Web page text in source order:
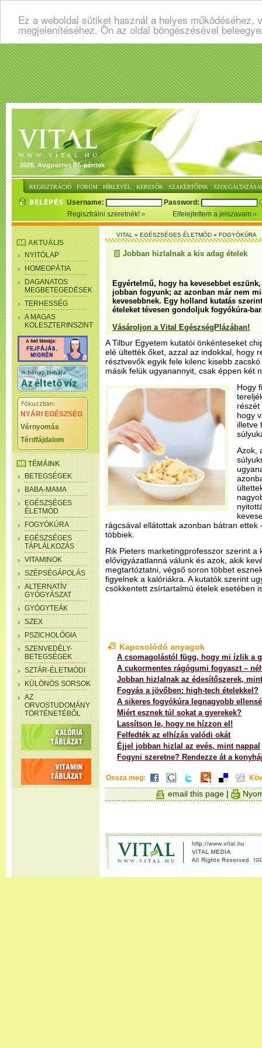
Ez a weboldal sütiket használ a helyes
megjelenítéséhez. Ön az oldal böngészésével
2026. Augusztus 07. péntek
REGISZTRÁCIÓ : FÓRUM : HÍRLEVÉL : KERESŐK : SZAKÉRTŐINK :
Username:
Password:
Regisztrálni szeretnék!
Elfelejtettem a jelszavam
AKTUÁLIS
NYITÓLAP
HOMEOPÁTIA
DAGANATOS
MEGBETEGEDÉSEK
TERHESSÉG
A MAGAS
KOLESZTERINSZINT
NYÁRI EGÉSZSÉG
Vérnyomás
Térdfájdalom
TÉMÁINK
BETEGSÉGEK
BABA-MAMA
EGÉSZSÉGES
ÉLETMÓD
FOGYÓKÚRA
EGÉSZSÉGES
TÁPLÁLKOZÁS
VITAMINOK
SZÉPSÉGÁPOLÁS
ALTERNATÍV
GYÓGYÁSZAT
GYÓGYTEÁK
SZEX
PSZICHOLÓGIA
SZENVEDÉLY-
BETEGSÉGEK
SZTÁR-ÉLETMÓDI
KÜLÖNÖS SORSOK
AZ
ORVOSTUDOMÁNY
TÖRTÉNETÉBŐL
VITAL»EGÉSZSÉGES ÉLETMÓD»FOGYÓKÚRA
Jobban hizlalnak a kis adag ételek
Egyértelmű, hogy ha kevesebbet
jobban fogyunk; az azonban már nem
kevesebbnek. Egy holland kutatás
ételeket tévesen gondoljuk fogyókúra-
Vásároljon a Vital EgészségPlázában!
A Tilbur Egyetem kutatói önkénteseket
elé ültették őket, azzal az indokkal, hogy
résztvevők egyik fele kilenc kisebb
másik felük ugyanannyit, csak éppen két
Hogy
hogy
illetve
Azok,
rágcsával ellátottak azonban bátran ettek
többiek.
Rik Pieters marketingprofesszor szerint a
elővigyázatlanná válunk és azok, akik
megtartóztatni, végső soron többet
figyelnek a kalóriákra. A kutatók szerint
csökkentett zsírtartalmú ételek esetében
Kapcsolódó anyagok
A csomagolástól függ, hogy mi ízlik a
A cukormentes rágógumi fogyaszt –
Jobban hizlalnak az édesítőszerek,
Fogyás a jövőben: high-tech ételekkel?
A sikeres fogyókúra legnagyobb
Miért esznek túl sokat a gyerekek?
Lassítson le, hogy ne hízzon el!
Felfedték az elhízás valódi okát
Éjjel jobban hizlal az evés, mint nappal
Fogyni szeretne? Rendezze át a
Ossza meg:
email this page |